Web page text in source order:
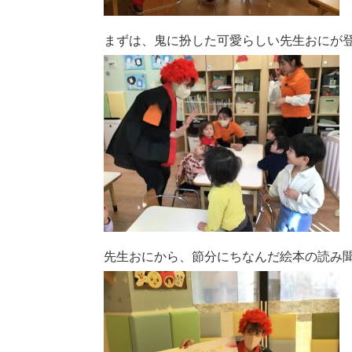
まずは、鬼に扮した可愛らしい先生おにが
先生おにから、節分にちなんだ絵本の読み